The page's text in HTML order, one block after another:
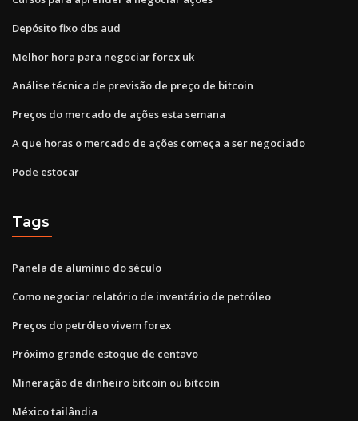
Depósito fixo dbs aud
Melhor hora para negociar forex uk
Análise técnica de previsão de preço de bitcoin
Preços do mercado de ações esta semana
A que horas o mercado de ações começa a ser negociado
Pode estocar
Tags
Panela de alumínio do século
Como negociar relatório de inventário de petróleo
Preços do petróleo vivem forex
Próximo grande estoque de centavo
Mineração de dinheiro bitcoin ou bitcoin
México tailândia